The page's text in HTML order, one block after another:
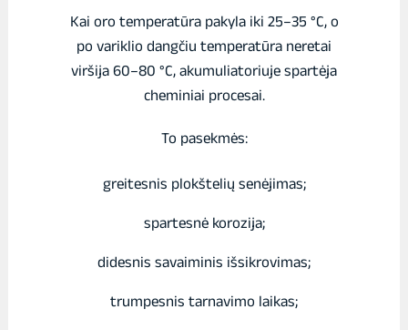
Kai oro temperatūra pakyla iki 25–35 °C, o
po variklio dangčiu temperatūra neretai
viršija 60–80 °C, akumuliatoriuje spartėja
cheminiai procesai.
To pasekmės:
greitesnis plokštelių senėjimas;
spartesnė korozija;
didesnis savaiminis išsikrovimas;
trumpesnis tarnavimo laikas;